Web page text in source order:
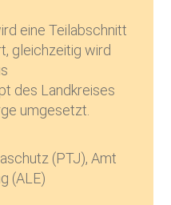
eine Teilabschnitt
gleichzeitig wird
des Landkreises
umgesetzt.
(PTJ), Amt
(ALE)